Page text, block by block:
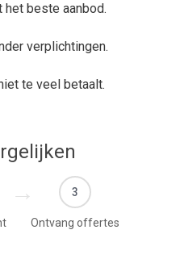
het beste aanbod.
verplichtingen.
te veel betaalt.
3
Ontvang offertes